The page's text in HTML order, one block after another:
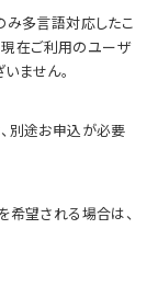
み多言語対応したこ
現在ご利用のユーザ
ません。
別途お申込が必要
希望される場合は、